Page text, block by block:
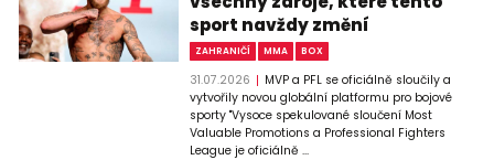
sport navždy změní
ZAHRANIČÍ MMA BOX
31.07.2026
MVP a PFL se oficiálně sloučily a
vytvořily novou globální platformu pro bojové
sporty "Vysoce spekulované sloučení Most
Valuable Promotions a Professional Fighters
League je oficiálně ...